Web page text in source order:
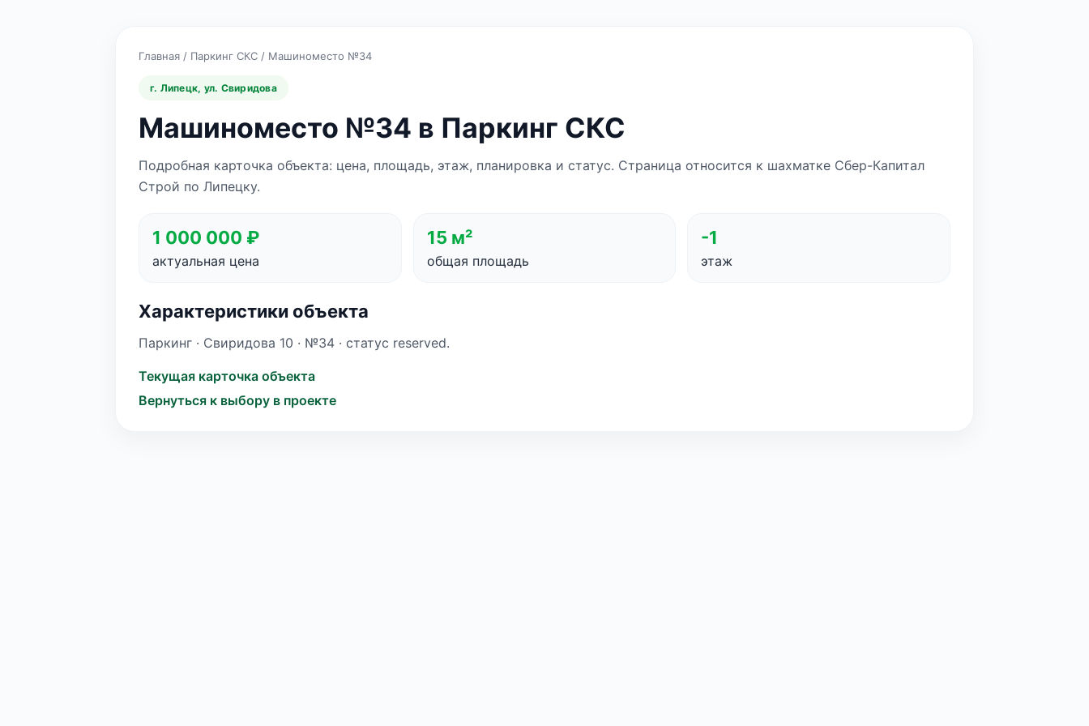
Главная / Паркинг СКС / Машиноместо №34
г. Липецк, ул. Свиридова
Машиноместо №34 в Паркинг СКС
Подробная карточка объекта: цена, площадь, этаж, планировка и статус. Страница относится к шахматке Сбер-Капитал
Строй по Липецку.
1 000 000 ₽
актуальная цена
15 м²
общая площадь
-1
этаж
Характеристики объекта
Паркинг · Свиридова 10 · №34 · статус reserved.
Текущая карточка объекта
Вернуться к выбору в проекте